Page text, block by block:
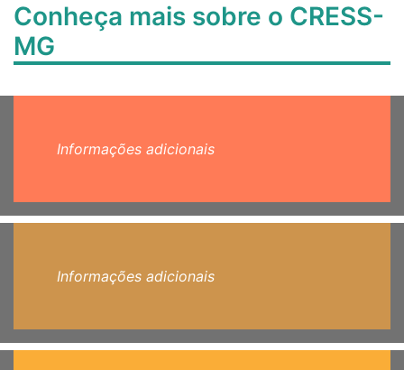
Conheça mais sobre o CRESS-
MG
Informações adicionais
Informações adicionais